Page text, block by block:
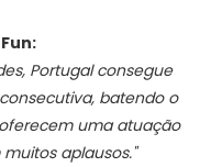
Portugal consegue
batendo o
uma atuação
aplausos."